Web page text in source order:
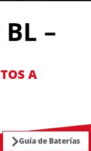
–
A
Guía de Baterías